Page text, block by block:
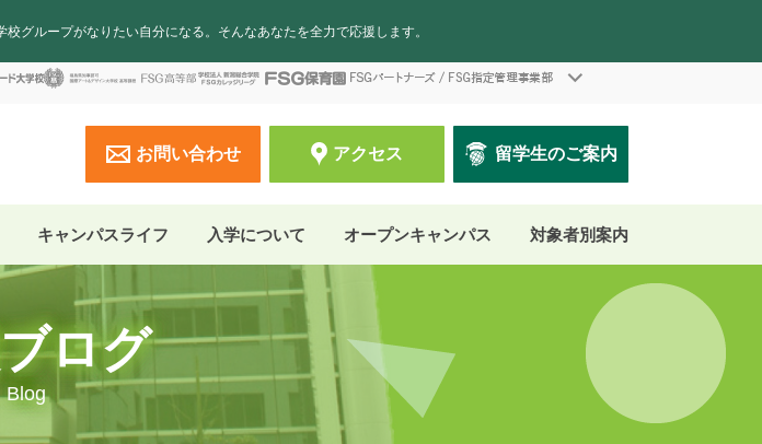
校グループがなりたい自分になる。そんなあなたを全力で応援します。
お問い合わせ アクセス 留学生のご案内
キャンパスライフ 入学について オープンキャンパス 対象者別案内
ログ
Blog